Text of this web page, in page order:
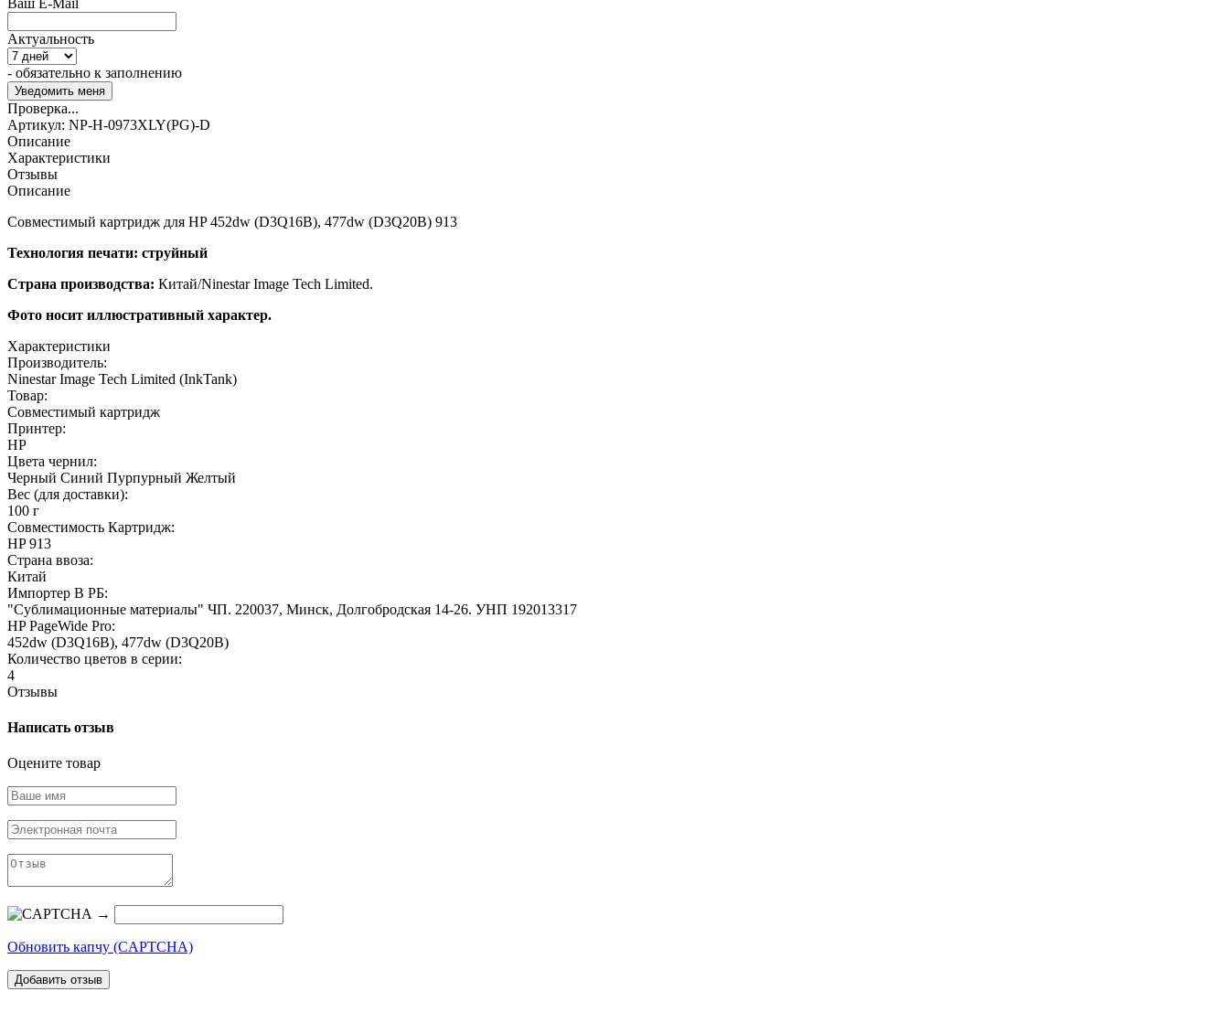
Актуальность
- обязательно к заполнению
Проверка...
Артикул: NP-H-0973XLY(PG)-D
Описание
Характеристики
Отзывы
Описание
Совместимый картридж для HP 452dw (D3Q16B), 477dw (D3Q20B) 913
Технология печати: струйный
Страна производства: Китай/Ninestar Image Tech Limited.
Фото носит иллюстративный характер.
Характеристики
Производитель:
Ninestar Image Tech Limited (InkTank)
Товар:
Совместимый картридж
Принтер:
HP
Цвета чернил:
Черный Синий Пурпурный Желтый
Вес (для доставки):
100 г
Совместимость Картридж:
HP 913
Страна ввоза:
Китай
Импортер В РБ:
"Сублимационные материалы" ЧП. 220037, Минск, Долгобродская 14-26. УНП 192013317
HP PageWide Pro:
452dw (D3Q16B), 477dw (D3Q20B)
Количество цветов в серии:
4
Отзывы
Написать отзыв
Оцените товар
→
Обновить капчу (CAPTCHA)